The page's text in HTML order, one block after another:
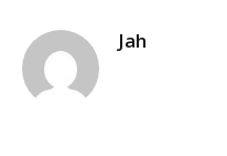
Jah